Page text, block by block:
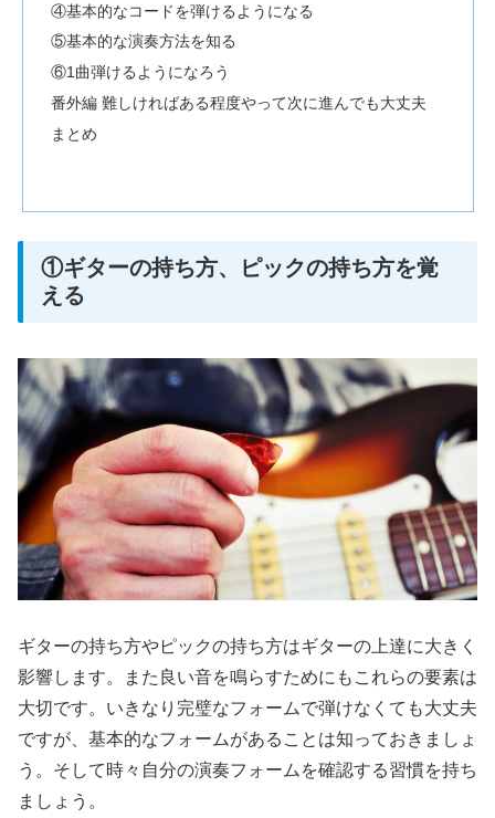
④基本的なコードを弾けるようになる
⑤基本的な演奏方法を知る
⑥1曲弾けるようになろう
番外編 難しければある程度やって次に進んでも大丈夫
まとめ
①ギターの持ち方、ピックの持ち方を覚
える
ギターの持ち方やピックの持ち方はギターの上達に大きく
影響します。また良い音を鳴らすためにもこれらの要素は
大切です。いきなり完璧なフォームで弾けなくても大丈夫
ですが、基本的なフォームがあることは知っておきましょ
う。そして時々自分の演奏フォームを確認する習慣を持ち
ましょう。